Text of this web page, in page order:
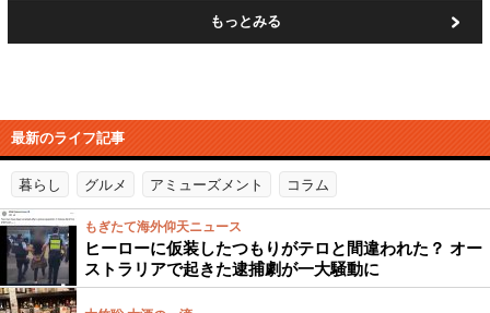
もっとみる
最新のライフ記事
暮らし グルメ アミューズメント コラム
もぎたて海外仰天ニュース
ヒーローに仮装したつもりがテロと間違われた？ オー
ストラリアで起きた逮捕劇が一大騒動に